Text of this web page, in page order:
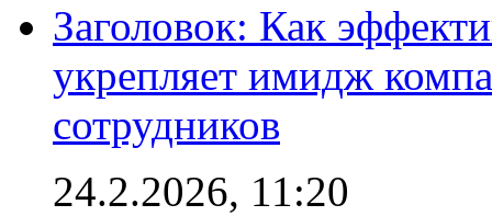
Заголовок: Как
укрепляет имидж
сотрудников
24.2.2026, 11:20